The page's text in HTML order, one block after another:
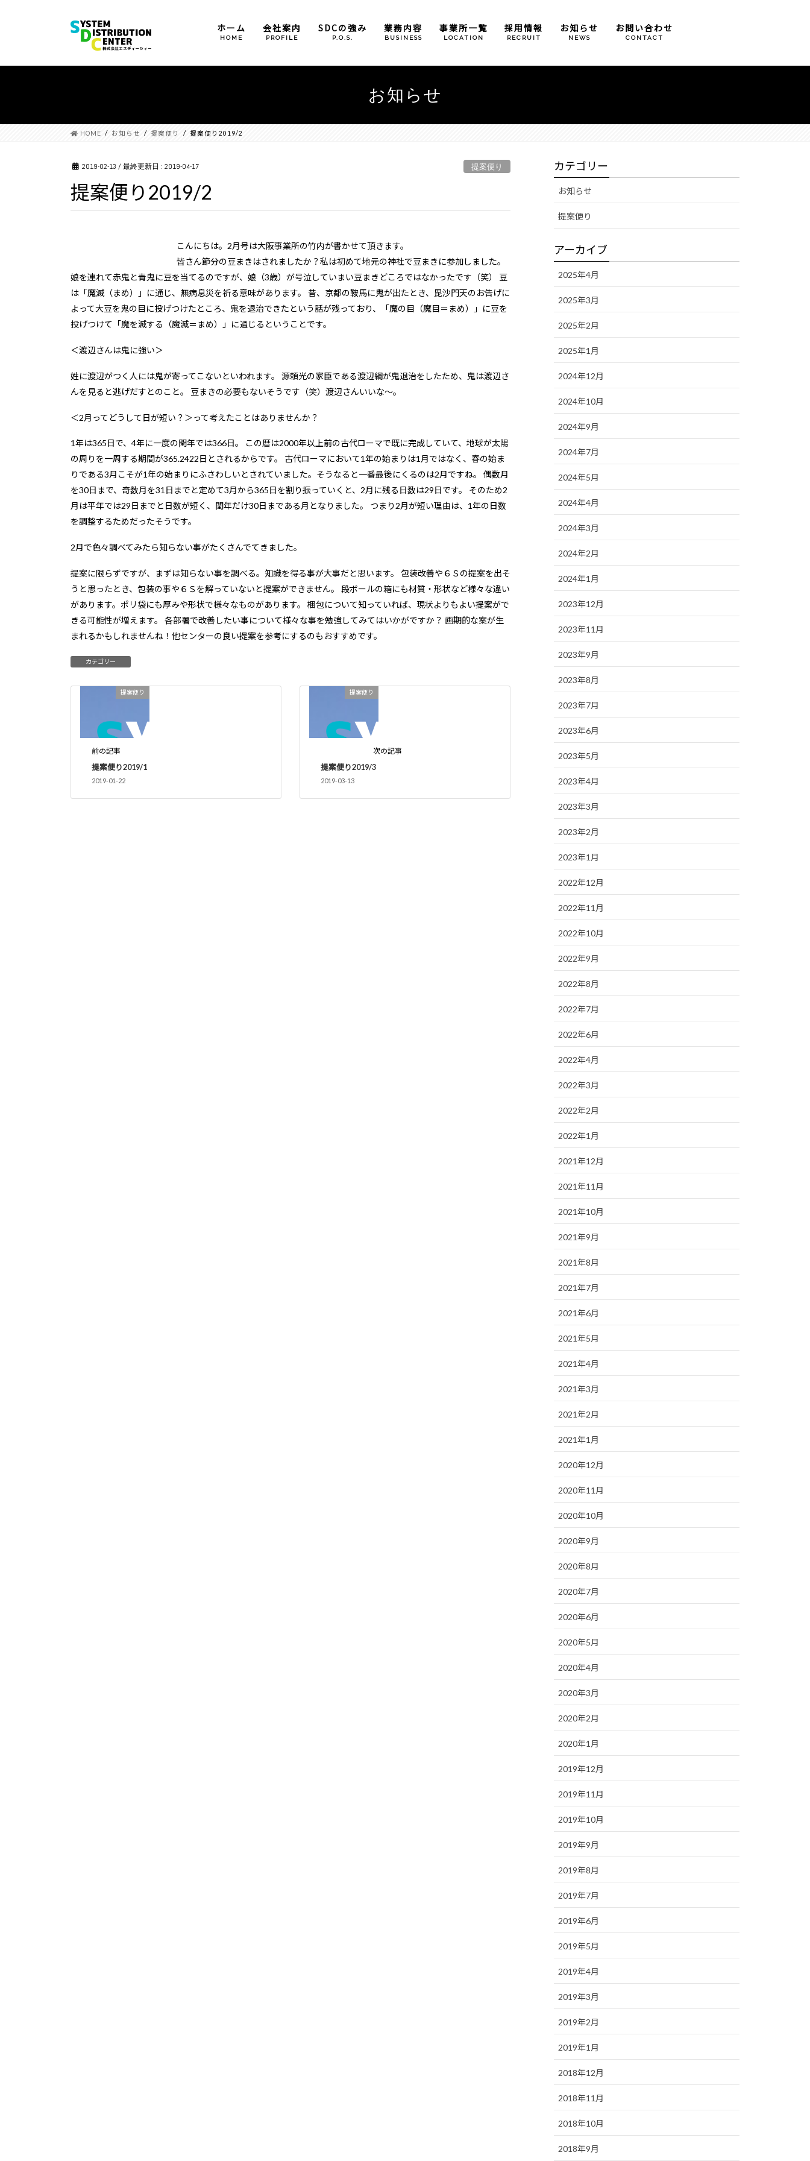
ホーム
HOME
会社案内
PROFILE
SDCの強み
P.O.S.
業務内容
BUSINESS
包装加工業務
事業所一覧
LOCATION
大阪事業所
小野パーツセンター
袋井パーツセンター
採用情報
RECRUIT
お知らせ
NEWS
お問い合わせ
CONTACT
お知らせ
HOME お知らせ 提案便り 提案便り2019/2
2019-02-13 / 最終更新日 : 2019-04-17 提案便り
提案便り2019/2
こんにちは。2月号は大阪事業所の竹内が書かせて頂きます。
皆さん節分の豆まきはされましたか？私は初めて地元の神社で豆まきに参加しました。
娘を連れて赤鬼と青鬼に豆を当てるのですが、娘（3歳）が号泣していまい豆まきどころではなかったです（笑） 豆
は「魔滅（まめ）」に通じ、無病息災を祈る意味があります。 昔、京都の鞍馬に鬼が出たとき、毘沙門天のお告げに
よって大豆を鬼の目に投げつけたところ、鬼を退治できたという話が残っており、「魔の目（魔目＝まめ）」に豆を
投げつけて「魔を滅する（魔滅＝まめ）」に通じるということです。
＜渡辺さんは鬼に強い＞
姓に渡辺がつく人には鬼が寄ってこないといわれます。 源頼光の家臣である渡辺綱が鬼退治をしたため、鬼は渡辺さ
んを見ると逃げだすとのこと。 豆まきの必要もないそうです（笑）渡辺さんいいな～。
＜2月ってどうして日が短い？＞って考えたことはありませんか？
1年は365日で、4年に一度の閏年では366日。 この暦は2000年以上前の古代ローマで既に完成していて、地球が太陽
の周りを一周する期間が365.2422日とされるからです。 古代ローマにおいて1年の始まりは1月ではなく、春の始ま
りである3月こそが1年の始まりにふさわしいとされていました。そうなると一番最後にくるのは2月ですね。 偶数月
を30日まで、奇数月を31日までと定めて3月から365日を割り振っていくと、2月に残る日数は29日です。 そのため2
月は平年では29日までと日数が短く、閏年だけ30日まである月となりました。 つまり2月が短い理由は、1年の日数
を調整するためだったそうです。
2月で色々調べてみたら知らない事がたくさんでてきました。
提案に限らずですが、まずは知らない事を調べる。知識を得る事が大事だと思います。 包装改善や６Ｓの提案を出そ
うと思ったとき、包装の事や６Ｓを解っていないと提案ができません。 段ボールの箱にも材質・形状など様々な違い
があります。ポリ袋にも厚みや形状で様々なものがあります。 梱包について知っていれば、現状よりもよい提案がで
きる可能性が増えます。 各部署で改善したい事について様々な事を勉強してみてはいかがですか？ 画期的な案が生
まれるかもしれませんね！他センターの良い提案を参考にするのもおすすめです。
カテゴリー
提案便り
前の記事
提案便り2019/1
2019-01-22
提案便り
次の記事
提案便り2019/3
2019-03-13
カテゴリー
お知らせ
提案便り
アーカイブ
2025年4月
2025年3月
2025年2月
2025年1月
2024年12月
2024年10月
2024年9月
2024年7月
2024年5月
2024年4月
2024年3月
2024年2月
2024年1月
2023年12月
2023年11月
2023年9月
2023年8月
2023年7月
2023年6月
2023年5月
2023年4月
2023年3月
2023年2月
2023年1月
2022年12月
2022年11月
2022年10月
2022年9月
2022年8月
2022年7月
2022年6月
2022年4月
2022年3月
2022年2月
2022年1月
2021年12月
2021年11月
2021年10月
2021年9月
2021年8月
2021年7月
2021年6月
2021年5月
2021年4月
2021年3月
2021年2月
2021年1月
2020年12月
2020年11月
2020年10月
2020年9月
2020年8月
2020年7月
2020年6月
2020年5月
2020年4月
2020年3月
2020年2月
2020年1月
2019年12月
2019年11月
2019年10月
2019年9月
2019年8月
2019年7月
2019年6月
2019年5月
2019年4月
2019年3月
2019年2月
2019年1月
2018年12月
2018年11月
2018年10月
2018年9月